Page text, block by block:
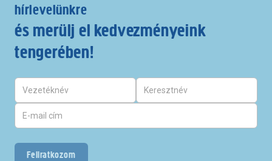
hírlevelünkre
és merülj el kedvezményeink
tengerében!
Feliratkozom